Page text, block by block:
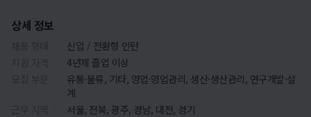
상세 정보
신입 / 전환형 인턴
4년제 졸업 이상
유통·물류, 기타, 영업·영업관리, 생산·생산관리, 연구개발·설
계
서울, 전북, 광주, 경남, 대전, 경기